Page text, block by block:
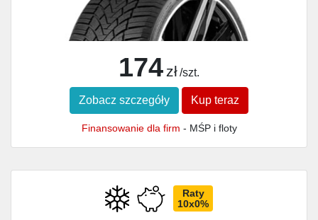
174 zł /szt.
Zobacz szczegóły Kup teraz
Finansowanie dla firm - MŚP i floty
Raty
10x0%